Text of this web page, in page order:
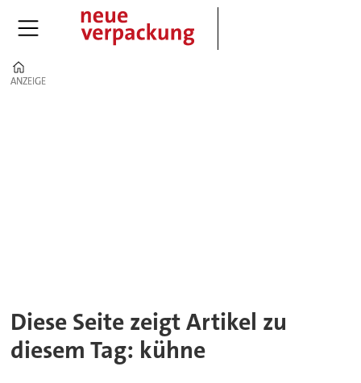
ANZEIGE
ANZEIGE
Diese Seite zeigt Artikel zu
diesem Tag: kühne